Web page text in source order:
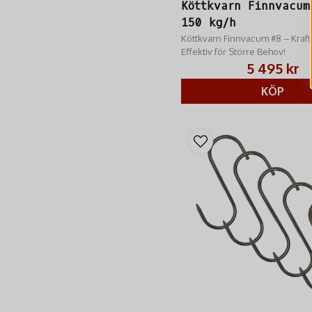
Köttkvarn
150 kg/h
Köttkvarn Finnvacum #8 –
Effektiv för Större Behov!
5 495 kr
KÖP